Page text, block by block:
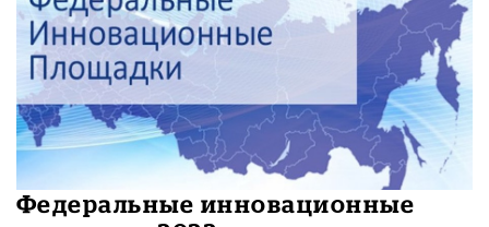
Федеральные инновационные